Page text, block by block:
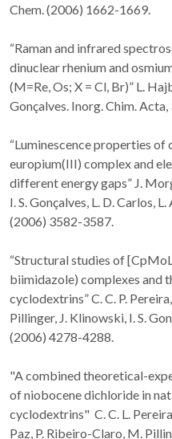
Chem. (2006) 1662-1669.
“Raman and infrared
dinuclear rhenium and
(M=Re, Os; X = Cl, Br)” L.
Gonçalves. Inorg. Chim.
“Luminescence properties of
europium(III) complex and
different energy gaps” J.
I. S. Gonçalves, L. D. Carlos,
(2006) 3582-3587.
“Structural studies of
biimidazole) complexes and
cyclodextrins” C. C. P.
Pillinger, J. Klinowski, I. S.
(2006) 4278-4288.
"A combined theoretical-
of niobocene dichloride in
cyclodextrins" C. C. L.
Paz, P. Ribeiro-Claro, M.